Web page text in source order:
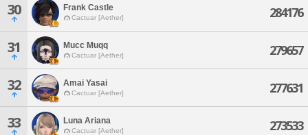
30 Frank Castle
Cactuar [Aether] 284176
31 Mucc Muqq
Cactuar [Aether] 279657
32 Amai Yasai
Cactuar [Aether] 277631
33 Luna Ariana
Cactuar [Aether] 273533